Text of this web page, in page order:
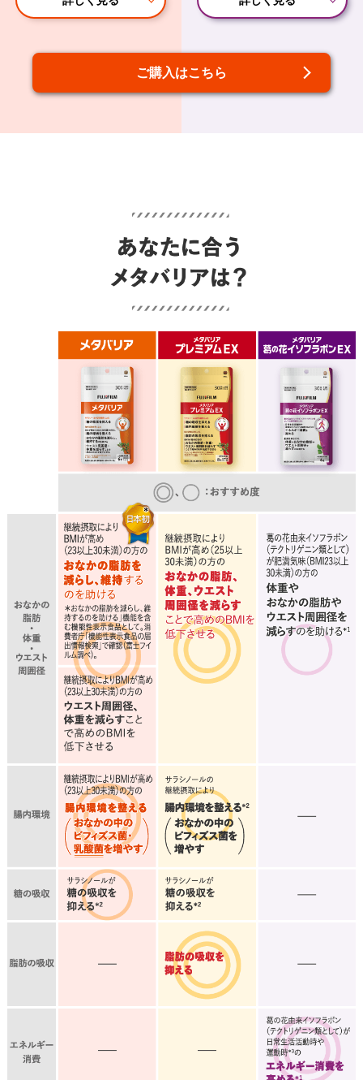
ご購入はこちら